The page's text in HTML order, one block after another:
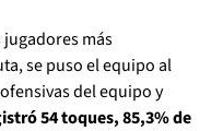
jugadores más
se puso el equipo al
del equipo y
54 toques, 85,3% de